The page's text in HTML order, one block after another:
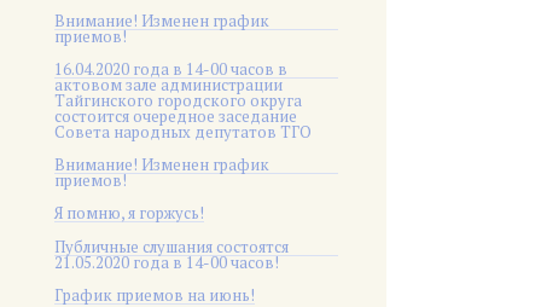
Внимание! Изменен график
приемов!
16.04.2020 года в 14-00 часов в
актовом зале администрации
Тайгинского городского округа
состоится очередное заседание
Совета народных депутатов ТГО
Внимание! Изменен график
приемов!
Я помню, я горжусь!
Публичные слушания состоятся
21.05.2020 года в 14-00 часов!
График приемов на июнь!